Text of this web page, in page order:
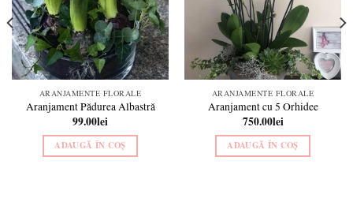
ARANJAMENTE FLORALE
Aranjament Pădurea Albastră
99.00lei
ADAUGĂ ÎN COȘ
ARANJAMENTE FLORALE
Aranjament cu 5 Orhidee
750.00lei
ADAUGĂ ÎN COȘ